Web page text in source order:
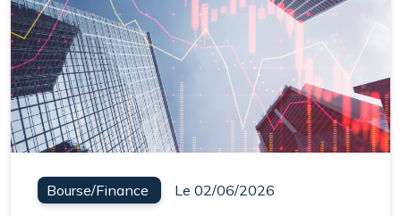
Bourse/Finance Le 02/06/2026